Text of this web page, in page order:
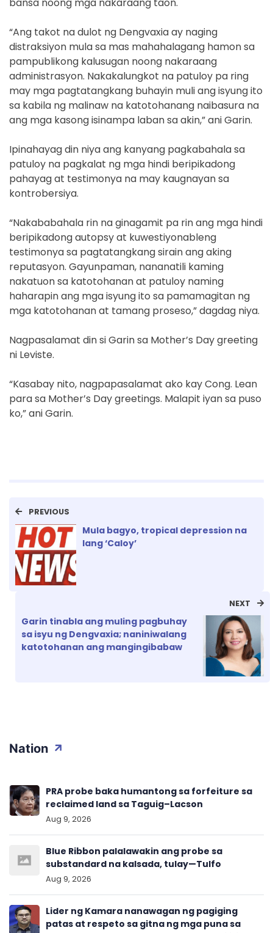
bansa noong mga nakaraang taon.
“Ang takot na dulot ng Dengvaxia ay naging
distraksiyon mula sa mas mahahalagang hamon sa
pampublikong kalusugan noong nakaraang
administrasyon. Nakakalungkot na patuloy pa ring
may mga pagtatangkang buhayin muli ang isyung ito
sa kabila ng malinaw na katotohanang naibasura na
ang mga kasong isinampa laban sa akin,” ani Garin.
Ipinahayag din niya ang kanyang pagkabahala sa
patuloy na pagkalat ng mga hindi beripikadong
pahayag at testimonya na may kaugnayan sa
kontrobersiya.
“Nakababahala rin na ginagamit pa rin ang mga hindi
beripikadong autopsy at kuwestiyonableng
testimonya sa pagtatangkang sirain ang aking
reputasyon. Gayunpaman, nananatili kaming
nakatuon sa katotohanan at patuloy naming
haharapin ang mga isyung ito sa pamamagitan ng
mga katotohanan at tamang proseso,” dagdag niya.
Nagpasalamat din si Garin sa Mother’s Day greeting
ni Leviste.
“Kasabay nito, nagpapasalamat ako kay Cong. Lean
para sa Mother’s Day greetings. Malapit iyan sa puso
ko,” ani Garin.
PREVIOUS
Mula bagyo, tropical depression na
lang ‘Caloy’
NEXT
Garin tinabla ang muling pagbuhay
sa isyu ng Dengvaxia; naniniwalang
katotohanan ang mangingibabaw
Nation
PRA probe baka humantong sa forfeiture sa
reclaimed land sa Taguig–Lacson
Aug 9, 2026
Blue Ribbon palalawakin ang probe sa
substandard na kalsada, tulay—Tulfo
Aug 9, 2026
Lider ng Kamara nanawagan ng pagiging
patas at respeto sa gitna ng mga puna sa